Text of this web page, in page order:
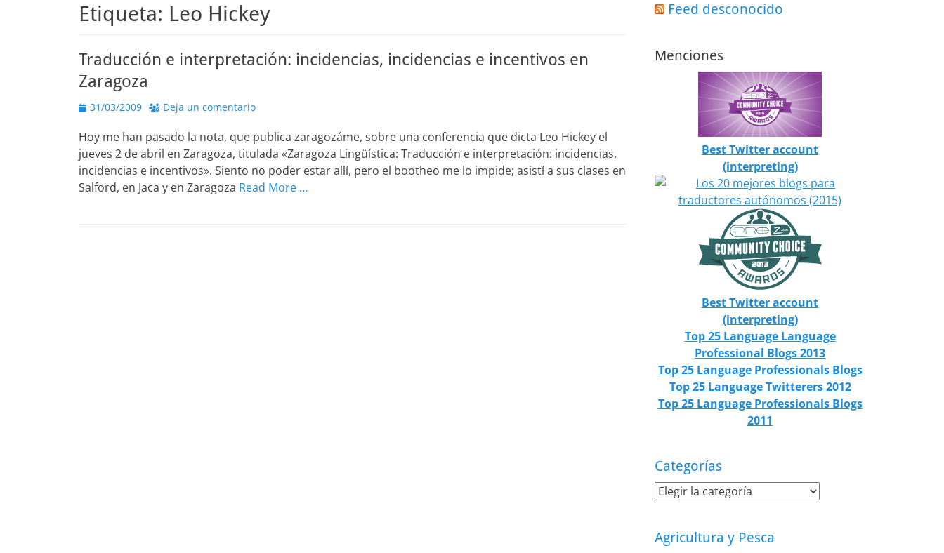
Etiqueta: Leo Hickey
Traducción e interpretación: incidencias, incidencias e incentivos en
Zaragoza
Publicado
31/03/2009 Deja un comentario
Hoy me han pasado la nota, que publica zaragozáme, sobre una conferencia que dicta Leo Hickey el
jueves 2 de abril en Zaragoza, titulada «Zaragoza Lingüística: Traducción e interpretación: incidencias,
incidencias e incentivos». Siento no poder estar allí, pero el bootheo me lo impide; asistí a sus clases en
Salford, en Jaca y en Zaragoza Read More …
Feed desconocido
Menciones
Best Twitter account
(interpreting)
Best Twitter account
(interpreting)
Top 25 Language Language
Professional Blogs 2013
Top 25 Language Professionals Blogs
Top 25 Language Twitterers 2012
Top 25 Language Professionals Blogs
2011
Categorías
Categorías
Agricultura y Pesca